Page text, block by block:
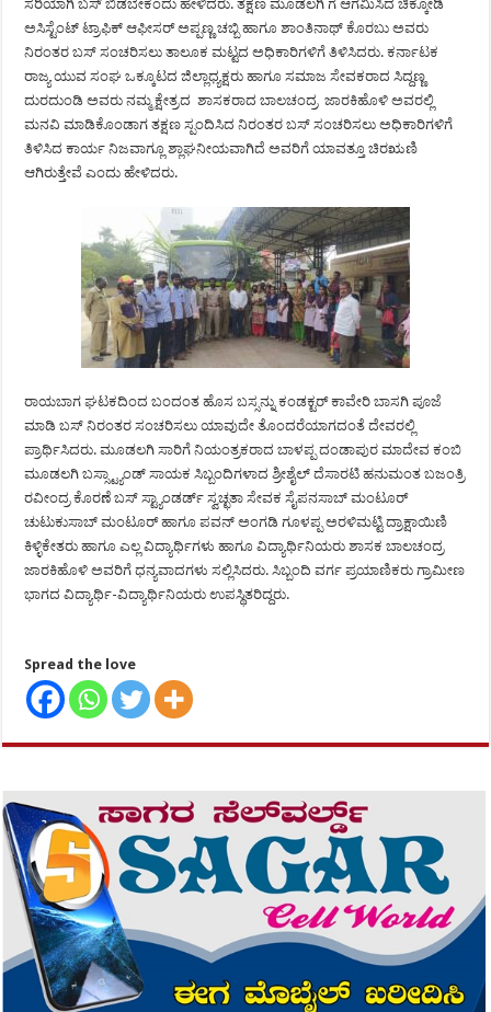
ಸರಿಯಾಗಿ ಬಸ್ ಬಿಡಬೇಕೆಂದು ಹೇಳಿದರು. ತಕ್ಷಣ ಮೂಡಲಗಿ ಗೆ ಆಗಮಿಸಿದ ಚಿಕ್ಕೋಡಿ
ಅಸಿಸ್ಟೆಂಟ್ ಟ್ರಾಫಿಕ್ ಆಫೀಸರ್ ಅಪ್ಪಣ್ಣ ಚಬ್ಬಿ ಹಾಗೂ ಶಾಂತಿನಾಥ್ ಕೊರಬು ಅವರು
ನಿರಂತರ ಬಸ್ ಸಂಚರಿಸಲು ತಾಲೂಕ ಮಟ್ಟದ ಅಧಿಕಾರಿಗಳಿಗೆ ತಿಳಿಸಿದರು. ಕರ್ನಾಟಕ
ರಾಜ್ಯ ಯುವ ಸಂಘ ಒಕ್ಕೂಟದ ಜಿಲ್ಲಾಧ್ಯಕ್ಷರು ಹಾಗೂ ಸಮಾಜ ಸೇವಕರಾದ ಸಿದ್ದಣ್ಣ
ದುರದುಂಡಿ ಅವರು ನಮ್ಮ ಕ್ಷೇತ್ರದ ಶಾಸಕರಾದ ಬಾಲಚಂದ್ರ ಜಾರಕಿಹೊಳಿ ಅವರಲ್ಲಿ
ಮನವಿ ಮಾಡಿಕೊಂಡಾಗ ತಕ್ಷಣ ಸ್ಪಂದಿಸಿದ ನಿರಂತರ ಬಸ್ ಸಂಚರಿಸಲು ಅಧಿಕಾರಿಗಳಿಗೆ
ತಿಳಿಸಿದ ಕಾರ್ಯ ನಿಜವಾಗ್ಲೂ ಶ್ಲಾಘನೀಯವಾಗಿದೆ ಅವರಿಗೆ ಯಾವತ್ತೂ ಚಿರಋಣಿ
ಆಗಿರುತ್ತೇವೆ ಎಂದು ಹೇಳಿದರು.
ರಾಯಬಾಗ ಘಟಕದಿಂದ ಬಂದಂತ ಹೊಸ ಬಸ್ಸನ್ನು ಕಂಡಕ್ಟರ್ ಕಾವೇರಿ ಬಾಸಗಿ ಪೂಜೆ
ಮಾಡಿ ಬಸ್ ನಿರಂತರ ಸಂಚರಿಸಲು ಯಾವುದೇ ತೊಂದರೆಯಾಗದಂತೆ ದೇವರಲ್ಲಿ
ಪ್ರಾರ್ಥಿಸಿದರು. ಮೂಡಲಗಿ ಸಾರಿಗೆ ನಿಯಂತ್ರಕರಾದ ಬಾಳಪ್ಪ ದಂಡಾಪುರ ಮಾದೇವ ಕಂಬಿ
ಮೂಡಲಗಿ ಬಸ್ಸ್ಟ್ಯಾಂಡ್ ಸಾಯಕ ಸಿಬ್ಬಂದಿಗಳಾದ ಶ್ರೀಶೈಲ್ ದೆಸಾರಟಿ ಹನುಮಂತ ಬಜಂತ್ರಿ
ರವೀಂದ್ರ ಕೊರಣೆ ಬಸ್ ಸ್ಟ್ಯಾಂಡರ್ಡ್ ಸ್ವಚ್ಛತಾ ಸೇವಕ ಸೈಪನಸಾಬ್ ಮಂಟೂರ್
ಚುಟುಕುಸಾಬ್ ಮಂಟೂರ್ ಹಾಗೂ ಪವನ್ ಅಂಗಡಿ ಗೂಳಪ್ಪ ಅರಳಿಮಟ್ಟಿ ದ್ರಾಕ್ಷಾಯಿಣಿ
ಕಿಳ್ಳಿಕೇತರು ಹಾಗೂ ಎಲ್ಲ ವಿದ್ಯಾರ್ಥಿಗಳು ಹಾಗೂ ವಿದ್ಯಾರ್ಥಿನಿಯರು ಶಾಸಕ ಬಾಲಚಂದ್ರ
ಜಾರಕಿಹೊಳಿ ಅವರಿಗೆ ಧನ್ಯವಾದಗಳು ಸಲ್ಲಿಸಿದರು. ಸಿಬ್ಬಂದಿ ವರ್ಗ ಪ್ರಯಾಣಿಕರು ಗ್ರಾಮೀಣ
ಭಾಗದ ವಿದ್ಯಾರ್ಥಿ-ವಿದ್ಯಾರ್ಥಿನಿಯರು ಉಪಸ್ಥಿತರಿದ್ದರು.
Spread the love